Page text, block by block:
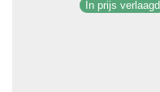
In prijs verlaagd